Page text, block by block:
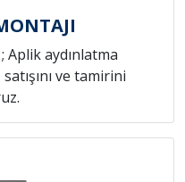
Aplik aydınlatma
ve tamirini